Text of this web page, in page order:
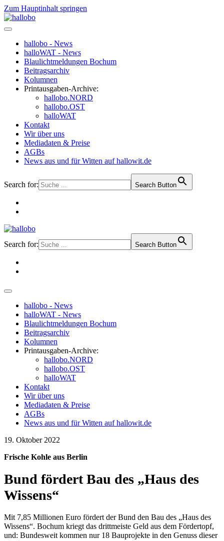
Zum Hauptinhalt springen
hallobo - News
halloWAT - News
Blaulichtmeldungen Bochum
Beitragsarchiv
Kolumnen
Printausgaben-Archive:
hallobo.NORD
hallobo.OST
halloWAT
Kontakt
Wir über uns
Mediadaten & Preise
AGBs
News aus und für Witten auf hallowit.de
Search for: Search Button
Search for: Search Button
hallobo - News
halloWAT - News
Blaulichtmeldungen Bochum
Beitragsarchiv
Kolumnen
Printausgaben-Archive:
hallobo.NORD
hallobo.OST
halloWAT
Kontakt
Wir über uns
Mediadaten & Preise
AGBs
News aus und für Witten auf hallowit.de
19. Oktober 2022
Frische Kohle aus Berlin
Bund fördert Bau des „Haus des
Wissens“
Mit 7,85 Millionen Euro fördert der Bund den Bau des „Haus des
Wissens“. Bochum kriegt das drittmeiste Geld aus dem Fördertopf,
und: Bundesweit kommen nur 18 Bauprojekte in den Genuss dieser